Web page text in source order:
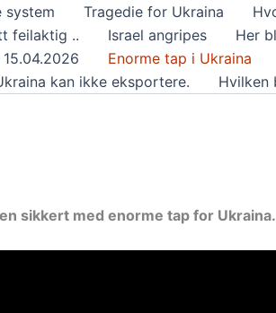
system Tragedie for Ukraina
feilaktig ..
Israel angripes Her
Enorme tap i Ukraina
kan ikke eksportere. Hvilken
sikkert med enorme tap for Ukraina.